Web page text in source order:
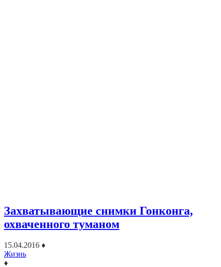
Захватывающие снимки Гонконга,
охваченного туманом
15.04.2016 ♦
Жизнь
♦